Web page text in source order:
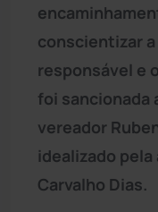
conscientizar
responsável e
foi sancionada
vereador
idealizado
Carvalho Dias.